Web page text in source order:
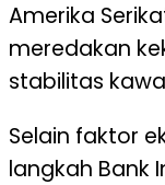
Amerika
meredakan
stabilitas
Selain faktor
langkah Bank